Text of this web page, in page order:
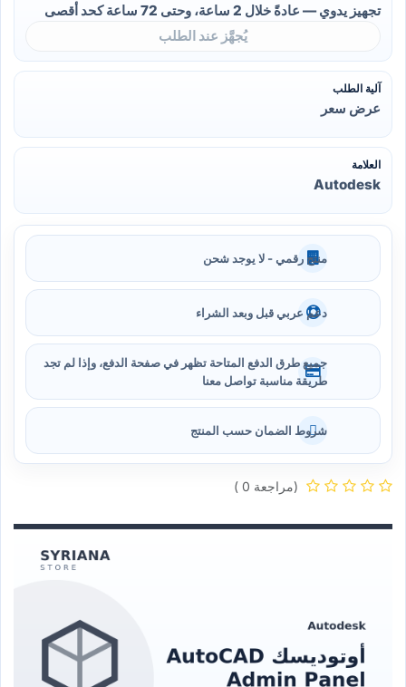
تجهيز يدوي — عادةً خلال 2 ساعة، وحتى 72 ساعة كحد أقصى
يُجهَّز عند الطلب
آلية الطلب
عرض سعر
العلامة
Autodesk
منتج رقمي - لا يوجد شحن
دعم عربي قبل وبعد الشراء
جميع طرق الدفع المتاحة تظهر في صفحة الدفع، وإذا لم تجد
طريقة مناسبة تواصل معنا
شروط الضمان حسب المنتج
(مراجعة 0 )